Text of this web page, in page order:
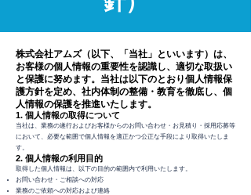
株式会社アムズ（以下、「当社」といいます）は、
お客様の個人情報の重要性を認識し、適切な取扱い
と保護に努めます。当社は以下のとおり個人情報保
護方針を定め、社内体制の整備・教育を徹底し、個
人情報の保護を推進いたします。
1. 個人情報の取得について
当社は、業務の遂行およびお客様からのお問い合わせ・お見積り・採用応募等
において、必要な範囲で個人情報を適正かつ公正な手段により取得いたしま
す。
2. 個人情報の利用目的
取得した個人情報は、以下の目的の範囲内で利用いたします。
お問い合わせ・ご相談への対応
業務のご依頼への対応および連絡